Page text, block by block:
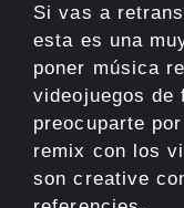
Si vas a
esta es una
poner música
videojuegos de
preocuparte
remix con los
son creative